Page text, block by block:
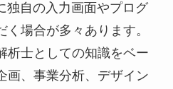
独自の入力画面やプログ
場合が多々あります。
析士としての知識をベー
画、事業分析、デザイン